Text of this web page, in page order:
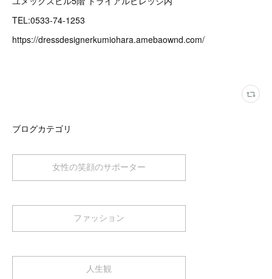
TEL:0533-74-1253
https://dressdesignerkumiohara.amebaownd.com/
ブログカテゴリ
女性の笑顔のサポーター
ファッション
人生観